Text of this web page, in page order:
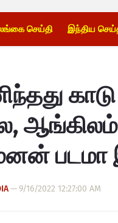
செய்தி இந்திய
படமா
—9/16/2022 12:27:00 AM